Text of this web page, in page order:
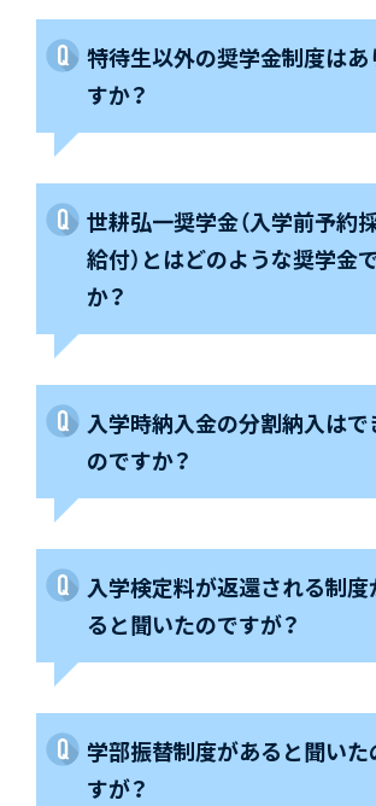
特待生以外の奨学金制度はあ
すか？
世耕弘一奨学金（入学前予約
給付）とはどのような奨学金
か？
入学時納入金の分割納入はで
のですか？
入学検定料が返還される制度
ると聞いたのですが？
学部振替制度があると聞いた
すが？